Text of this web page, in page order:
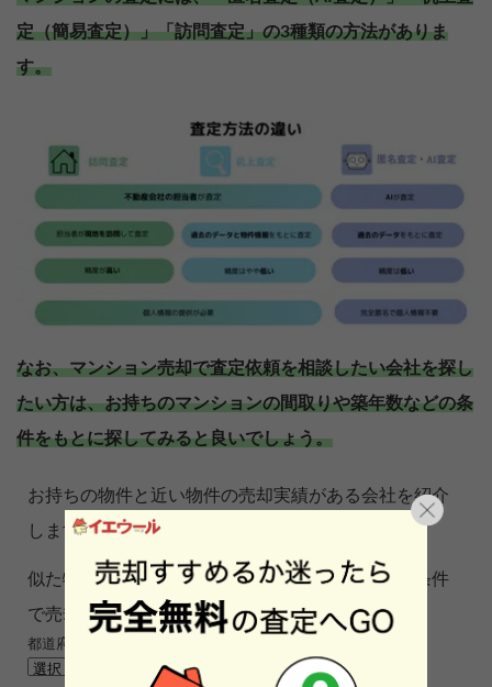
定（簡易査定）」「訪問査定」の3種類の方法がありま
す。
なお、マンション売却で査定依頼を相談したい会社を探し
たい方は、お持ちのマンションの間取りや築年数などの条
件をもとに探してみると良いでしょう。
お持ちの物件と近い物件の売却実績がある会社を紹介
します。
似た物件の売却事例がある会社の方が、より良い条件
で売却してくれる可能性が高まります。
都道府県